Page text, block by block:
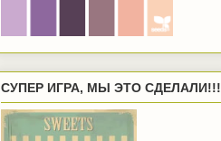
СУПЕР ИГРА, МЫ ЭТО СДЕЛАЛИ!!!